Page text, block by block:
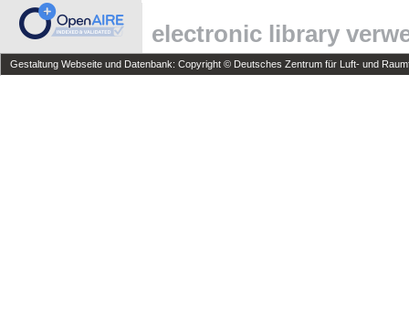
electronic library
Gestaltung Webseite und Datenbank: Copyright © Deutsches Zentrum für Luft- und